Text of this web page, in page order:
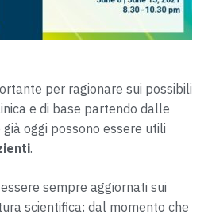
per ragionare sui possibili
e di base partendo dalle
oggi possono essere utili
.
sempre aggiornati sui
scientifica: dal momento che